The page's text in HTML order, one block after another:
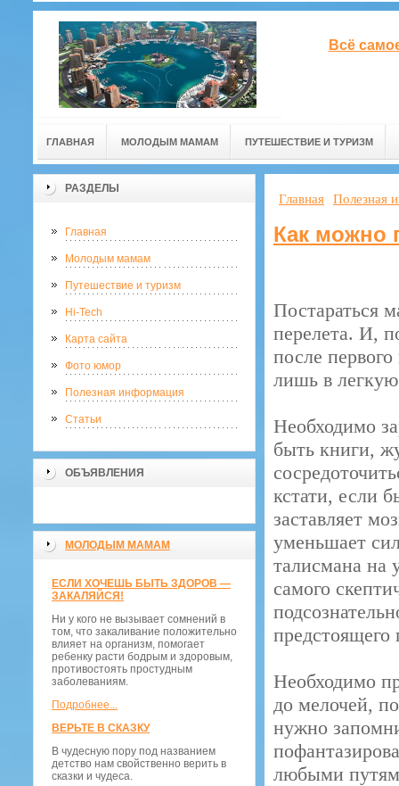
Всё
ГЛАВНАЯ МОЛОДЫМ МАМАМ ПУТЕШЕСТВИЕ И ТУРИЗМ
РАЗДЕЛЫ
Главная
Молодым мамам
Путешествие и туризм
Hi-Tech
Карта сайта
Фото юмор
Полезная информация
Статьи
ОБЪЯВЛЕНИЯ
МОЛОДЫМ МАМАМ
ЕСЛИ ХОЧЕШЬ БЫТЬ ЗДОРОВ —
ЗАКАЛЯЙСЯ!
Ни у кого не вызывает сомнений в
том, что закаливание положительно
влияет на организм, помогает
ребенку расти бодрым и здоровым,
противостоять простудным
заболеваниям.
Подробнее...
ВЕРЬТЕ В СКАЗКУ
В чудесную пору под названием
детство нам свойственно верить в
сказки и чудеса.
Главная Полезная
Как можно
Постараться
перелета. И,
после
лишь в легкую
Необходимо
быть книги,
кстати, если
заставляет
уменьшает
талисмана на
самого
предстоящего
Необходимо
до мелочей,
нужно
любыми